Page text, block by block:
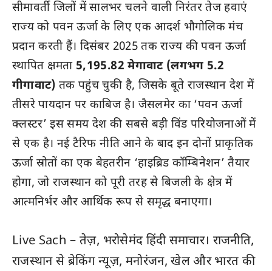
सीमावर्ती जिलों में सालभर चलने वाली निरंतर तेज हवाएं
राज्य को पवन ऊर्जा के लिए एक आदर्श भौगोलिक मंच
प्रदान करती हैं। दिसंबर 2025 तक राज्य की पवन ऊर्जा
स्थापित क्षमता 5,195.82 मेगावाट (लगभग 5.2
गीगावाट) तक पहुंच चुकी है, जिसके बूते राजस्थान देश में
तीसरे पायदान पर काबिज है। जैसलमेर का ‘पवन ऊर्जा
क्लस्टर’ इस समय देश की सबसे बड़ी विंड परियोजनाओं में
से एक है। नई टैरिफ नीति आने के बाद इन दोनों प्राकृतिक
ऊर्जा स्रोतों का एक बेहतरीन ‘हाइब्रिड कॉम्बिनेशन’ तैयार
होगा, जो राजस्थान को पूरी तरह से बिजली के क्षेत्र में
आत्मनिर्भर और आर्थिक रूप से समृद्ध बनाएगा।
Live Sach – तेज़, भरोसेमंद हिंदी समाचार। राजनीति,
राजस्थानसे ब्रेकिंग न्यूज़, मनोरंजन, खेल औरभारत की